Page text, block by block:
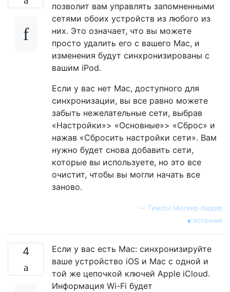
позволит вам управлять запомненными
сетями обоих устройств из любого из
них. Это означает, что вы можете
просто удалить его с вашего Mac, и
изменения будут синхронизированы с
вашим iPod.
Если у вас нет Mac, доступного для
синхронизации, вы все равно можете
забыть нежелательные сети, выбрав
«Настройки»> «Основные»> «Сброс» и
нажав «Сбросить настройки сети». Вам
нужно будет снова добавить сети,
которые вы используете, но это все
очистит, чтобы вы могли начать все
заново.
— Тимоти Мюллер-Хардер
источник
4
Если у вас есть Mac: синхронизируйте
ваше устройство iOS и Mac с одной и
той же цепочкой ключей Apple iCloud.
Информация Wi-Fi будет